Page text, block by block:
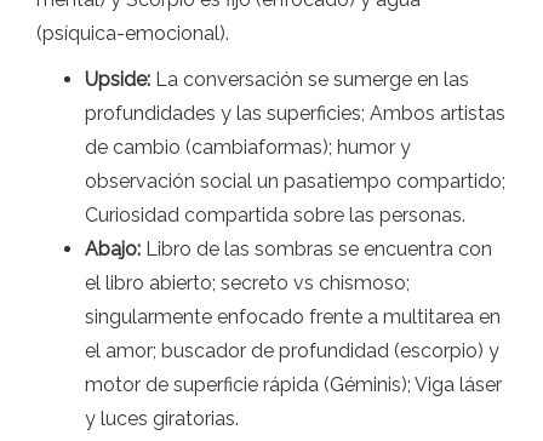
(psíquica-emocional).
Upside: La conversación se sumerge en las
profundidades y las superficies; Ambos artistas
de cambio (cambiaformas); humor y
observación social un pasatiempo compartido;
Curiosidad compartida sobre las personas.
Abajo: Libro de las sombras se encuentra con
el libro abierto; secreto vs chismoso;
singularmente enfocado frente a multitarea en
el amor; buscador de profundidad (escorpio) y
motor de superficie rápida (Géminis); Viga láser
y luces giratorias.